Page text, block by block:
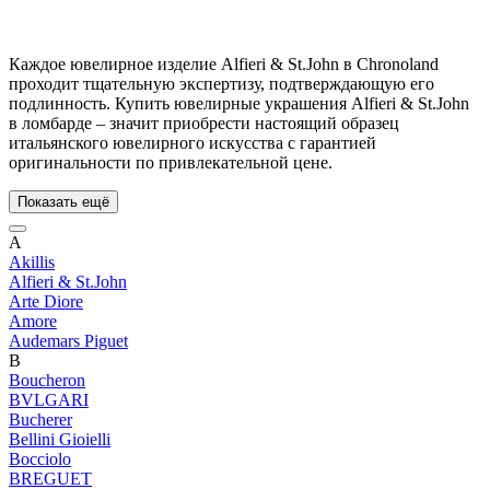
Каждое ювелирное изделие Alfieri & St.John в Chronoland
проходит тщательную экспертизу, подтверждающую его
подлинность. Купить ювелирные украшения Alfieri & St.John
в ломбарде – значит приобрести настоящий образец
итальянского ювелирного искусства с гарантией
оригинальности по привлекательной цене.
Показать ещё
A
Akillis
Alfieri & St.John
Arte Diore
Amore
Audemars Piguet
B
Boucheron
BVLGARI
Bucherer
Bellini Gioielli
Bocciolo
BREGUET